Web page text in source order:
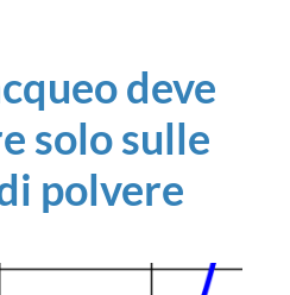
deve
solo sulle
polvere